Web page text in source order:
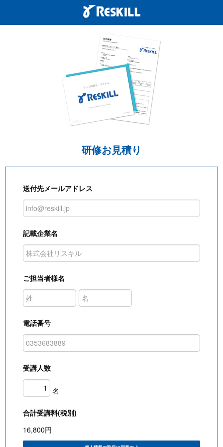
研修お見積り
送付先メールアドレス
記載企業名
ご担当者様名
電話番号
受講人数
名
合計受講料(税別)
16,800円